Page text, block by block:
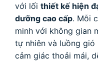
với lối thiết kế hiện
dưỡng cao cấp. Mỗi
minh với không gian
tự nhiên và luồng gió
cảm giác thoải mái,